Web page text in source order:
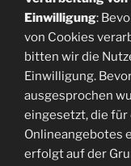
Einwilligung:
von Cookies
bitten wir die
Einwilligung.
ausgesprochen
eingesetzt, die
Onlineangebotes
erfolgt auf der